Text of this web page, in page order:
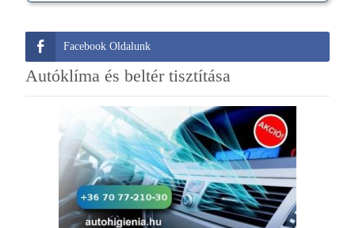
Facebook Oldalunk
Autóklíma és beltér tisztítása